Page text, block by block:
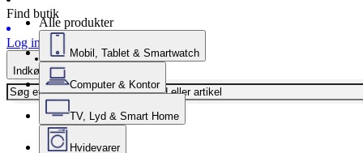
Find butik
Log ind
Indkøbskurv
Alle produkter
Mobil, Tablet & Smartwatch
Computer & Kontor
TV, Lyd & Smart Home
Hvidevarer